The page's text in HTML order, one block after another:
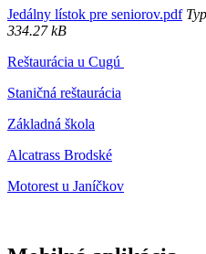
Jedálny lístok pre seniorov.pdf
334.27 kB
Reštaurácia u Cugú
Staničná reštaurácia
Základná škola
Alcatrass Brodské
Motorest u Janíčkov